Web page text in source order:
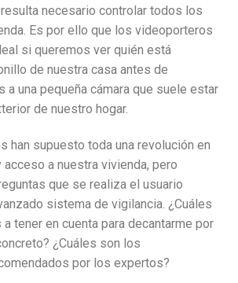
necesario controlar todos los
Es por ello que los videoporteros
si queremos ver quién está
de nuestra casa antes de
a una pequeña cámara que suele estar
de nuestro hogar.
han supuesto toda una revolución en
acceso a nuestra vivienda, pero
que se realiza el usuario
sistema de vigilancia. ¿Cuáles
tener en cuenta para decantarme por
¿Cuáles son los
por los expertos?